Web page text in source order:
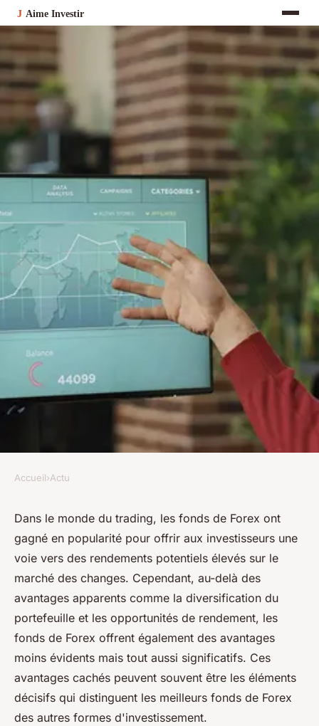
Quels sont les avantages
cachés de My Forex Funds ?
emma•8 août 2024•3 min de lecture
Accueil›Actu
Dans le monde du trading, les fonds de Forex ont
gagné en popularité pour offrir aux investisseurs une
voie vers des rendements potentiels élevés sur le
marché des changes. Cependant, au-delà des
avantages apparents comme la diversification du
portefeuille et les opportunités de rendement, les
fonds de Forex offrent également des avantages
moins évidents mais tout aussi significatifs. Ces
avantages cachés peuvent souvent être les éléments
décisifs qui distinguent les meilleurs fonds de Forex
des autres formes d'investissement.